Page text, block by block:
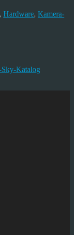
, Hardware, Kamera-
Katalog